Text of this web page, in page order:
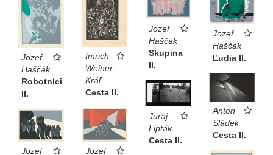
Jozef
Haščák
Robotníci
II.
Imrich
Weiner-
Kráľ
Cesta II.
Jozef
Haščák
Skupina
II.
Jozef
Haščák
Ľudia II.
Anton
Sládek
Cesta II.
Juraj
Lipták
Cesta II.
Jozef
Jozef